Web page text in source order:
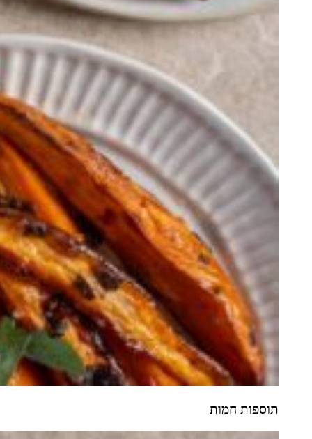
תוספות חמות